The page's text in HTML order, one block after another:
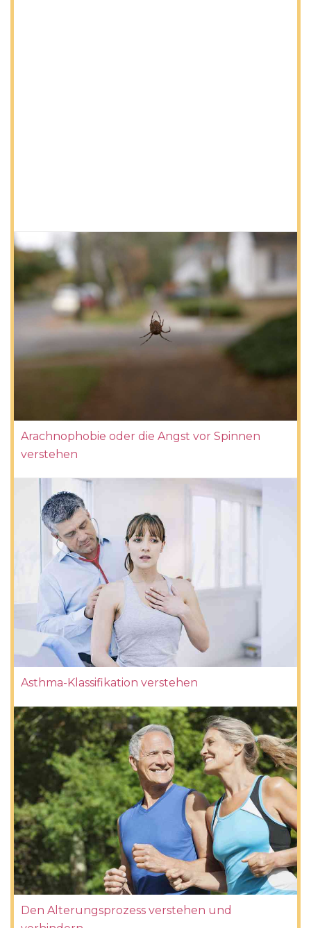
Arachnophobie oder die Angst vor Spinnen
verstehen
Asthma-Klassifikation verstehen
Den Alterungsprozess verstehen und